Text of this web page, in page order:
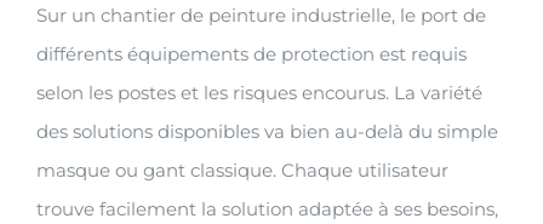
Sur un chantier de peinture industrielle, le port de
différents équipements de protection est requis
selon les postes et les risques encourus. La variété
des solutions disponibles va bien au-delà du simple
masque ou gant classique. Chaque utilisateur
trouve facilement la solution adaptée à ses besoins,